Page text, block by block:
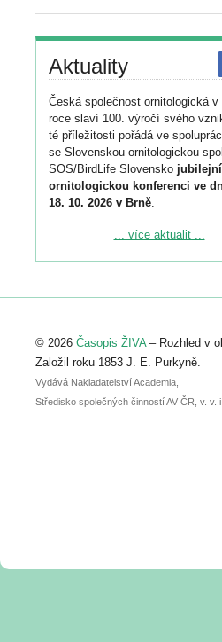
Aktuality
Česká společnost ornitologická v
roce slaví 100. výročí svého
té příležitosti pořádá ve
se Slovenskou ornitologickou
SOS/BirdLife Slovensko jubilejní
ornitologickou konferenci ve
18. 10. 2026 v Brně.
Podrobnější informace ke
Registrovat se můžete do 6. září.
abstraktu přihlášené přednášky
posteru je už 30. června.
... více aktualit ...
© 2026 Časopis ŽIVA– Rozhled v
Založil roku 1853 J. E. Purkyně.
Vydává Nakladatelství Academia,
Středisko společných činností AV ČR, v. v.